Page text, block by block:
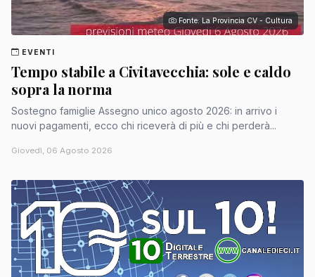
Fonte: La Provincia CV - Cultura
EVENTI
Tempo stabile a Civitavecchia: sole e caldo
sopra la norma
Sostegno famiglie Assegno unico agosto 2026: in arrivo i
nuovi pagamenti, ecco chi riceverà di più e chi perderà...
Giovedì, 06 Agosto 2026